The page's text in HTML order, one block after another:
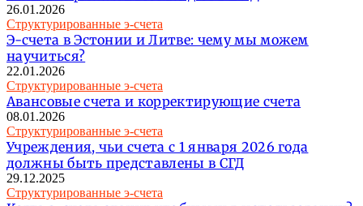
26.01.2026
Структурированные э-счета
Э-счета в Эстонии и Литве: чему мы можем
научиться?
22.01.2026
Структурированные э-счета
Авансовые счета и корректирующие счета
08.01.2026
Структурированные э-счета
Учреждения, чьи счета с 1 января 2026 года
должны быть представлены в СГД
29.12.2025
Структурированные э-счета